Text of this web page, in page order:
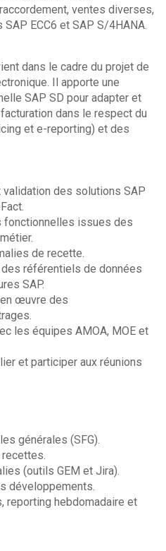
ventes diverses,
ECC6 et SAP S/4HANA.
dans le cadre du projet de
Il apporte une
SAP SD pour adapter et
dans le respect du
et e-reporting) et des
des solutions SAP
fonctionnelles issues des
de recette.
référentiels de données
SAP.
œuvre des
les équipes AMOA, MOE et
et participer aux réunions
générales (SFG).
(outils GEM et Jira).
développements.
reporting hebdomadaire et